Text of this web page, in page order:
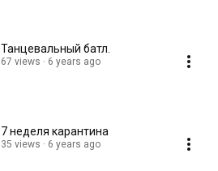
Танцевальный батл.
67 views 6 years ago
7 неделя карантина
35 views 6 years ago